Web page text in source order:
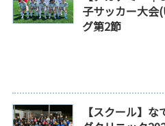
子サッカー大会
グ第2節
【スクール】